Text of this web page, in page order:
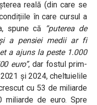
reală (din care se
în care cursul a
spune că
“puterea de
a pensiei medii ar fi
a ajuns la peste 1.000
euro”, dar fostul prim-
și 2024, cheltuielile
cu 53 de miliarde
de euro. Spre